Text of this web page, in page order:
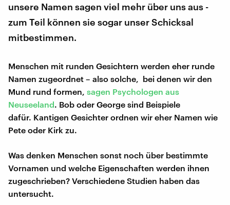
unsere Namen sagen viel mehr über uns aus -
zum Teil können sie sogar unser Schicksal
mitbestimmen.
Menschen mit runden Gesichtern werden eher runde
Namen zugeordnet – also solche, bei denen wir den
Mund rund formen, sagen Psychologen aus
Neuseeland. Bob oder George sind Beispiele
dafür. Kantigen Gesichter ordnen wir eher Namen wie
Pete oder Kirk zu.
Was denken Menschen sonst noch über bestimmte
Vornamen und welche Eigenschaften werden ihnen
zugeschrieben? Verschiedene Studien haben das
untersucht.